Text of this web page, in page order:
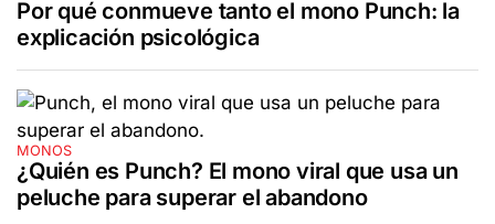
Por qué conmueve tanto el mono Punch: la
explicación psicológica
MONOS
¿Quién es Punch? El mono viral que usa un
peluche para superar el abandono